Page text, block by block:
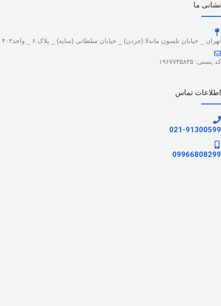
نشانی ما
تهران _ خیابان نلسون ماندلا (جردن) _ خیابان سلطانی (سایه) _ پلاک ۶ _ واحد۴۰۲
کد پستی: ۱۹۶۷۷۳۵۸۳۵
اطلاعات تماس
021-91300599
09966808299